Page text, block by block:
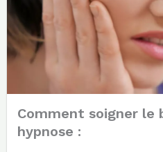
Comment soigner le
hypnose :